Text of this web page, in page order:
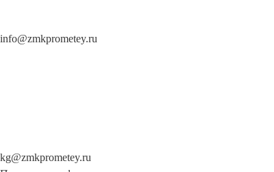
info@zmkprometey.ru
kg@zmkprometey.ru